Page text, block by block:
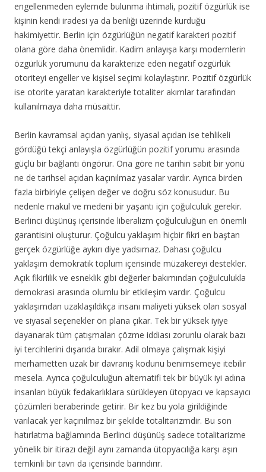
engellenmeden eylemde bulunma ihtimali, pozitif özgürlük ise
kişinin kendi iradesi ya da benliği üzerinde kurduğu
hakimiyettir. Berlin için özgürlüğün negatif karakteri pozitif
olana göre daha önemlidir. Kadim anlayışa karşı modernlerin
özgürlük yorumunu da karakterize eden negatif özgürlük
otoriteyi engeller ve kişisel seçimi kolaylaştırır. Pozitif özgürlük
ise otorite yaratan karakteriyle totaliter akımlar tarafından
kullanılmaya daha müsaittir.
Berlin kavramsal açıdan yanlış, siyasal açıdan ise tehlikeli
gördüğü tekçi anlayışla özgürlüğün pozitif yorumu arasında
güçlü bir bağlantı öngörür. Ona göre ne tarihin sabit bir yönü
ne de tarihsel açıdan kaçınılmaz yasalar vardır. Ayrıca birden
fazla birbiriyle çelişen değer ve doğru söz konusudur. Bu
nedenle makul ve medeni bir yaşantı için çoğulculuk gerekir.
Berlinci düşünüş içerisinde liberalizm çoğulculuğun en önemli
garantisini oluşturur. Çoğulcu yaklaşım hiçbir fikri en baştan
gerçek özgürlüğe aykırı diye yadsımaz. Dahası çoğulcu
yaklaşım demokratik toplum içerisinde müzakereyi destekler.
Açık fikirlilik ve esneklik gibi değerler bakımından çoğulculukla
demokrasi arasında olumlu bir etkileşim vardır. Çoğulcu
yaklaşımdan uzaklaşıldıkça insanı maliyeti yüksek olan sosyal
ve siyasal seçenekler ön plana çıkar. Tek bir yüksek iyiye
dayanarak tüm çatışmaları çözme iddiası zorunlu olarak bazı
iyi tercihlerini dışarıda bırakır. Adil olmaya çalışmak kişiyi
merhametten uzak bir davranış kodunu benimsemeye itebilir
mesela. Ayrıca çoğulculuğun alternatifi tek bir büyük iyi adına
insanları büyük fedakarlıklara sürükleyen ütopyacı ve kapsayıcı
çözümleri beraberinde getirir. Bir kez bu yola girildiğinde
varılacak yer kaçınılmaz bir şekilde totalitarizmdir. Bu son
hatırlatma bağlamında Berlinci düşünüş sadece totalitarizme
yönelik bir itirazı değil aynı zamanda ütopyacılığa karşı aşırı
temkinli bir tavrı da içerisinde barındırır.